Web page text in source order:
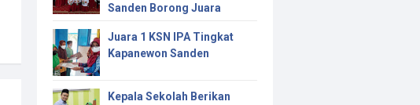
Sanden Borong Juara
Juara 1 KSN IPA Tingkat
Kapanewon Sanden
Kepala Sekolah Berikan